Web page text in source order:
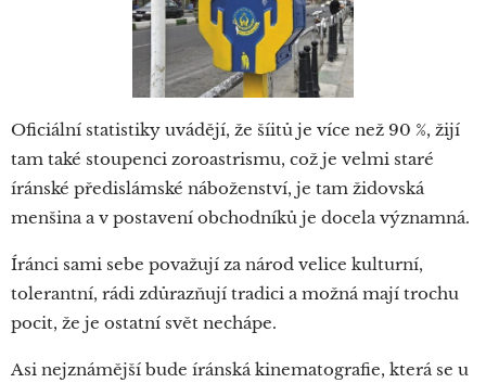
Oficiální statistiky uvádějí, že šíitů je více než 90 %, žijí
tam také stoupenci zoroastrismu, což je velmi staré
íránské předislámské náboženství, je tam židovská
menšina a v postavení obchodníků je docela významná.
Íránci sami sebe považují za národ velice kulturní,
tolerantní, rádi zdůrazňují tradici a možná mají trochu
pocit, že je ostatní svět nechápe.
Asi nejznámější bude íránská kinematografie, která se u